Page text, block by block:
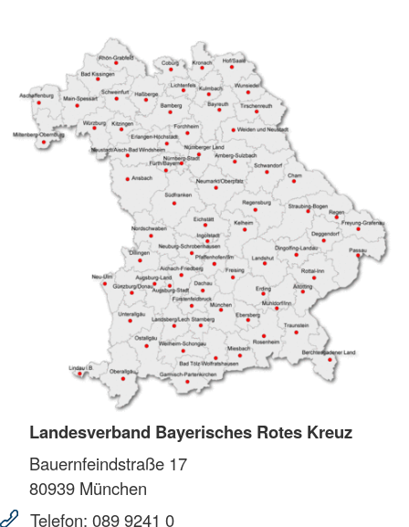
Landesverband Bayerisches Rotes Kreuz
Bauernfeindstraße 17
80939 München
Telefon: 089 9241 0